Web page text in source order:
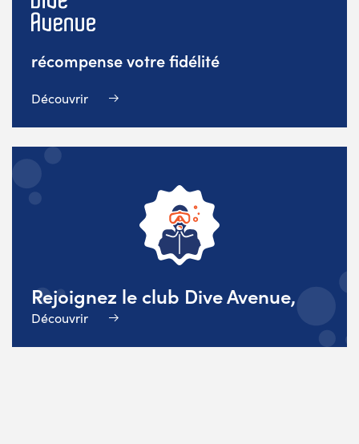
récompense votre fidélité
Découvrir
Rejoignez le club Dive Avenue,
Découvrir